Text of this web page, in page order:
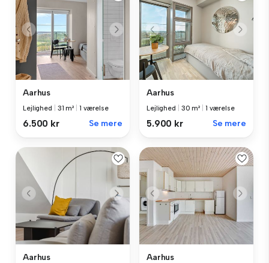
Aarhus
Lejlighed 31 m² 1 værelse
6.500 kr Se mere
Aarhus
Lejlighed 30 m² 1 værelse
5.900 kr Se mere
Aarhus Aarhus